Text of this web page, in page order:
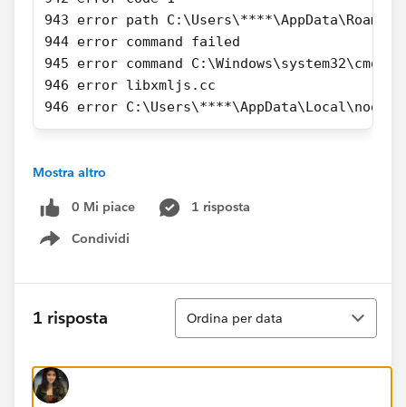
943 error path
944 error command failed
945 error command
946 error libxmljs.cc
946 error
Mostra altro
0 Mi piace
1 risposta
Condividi
Show menu
1 risposta
Ordina
Ordina per data